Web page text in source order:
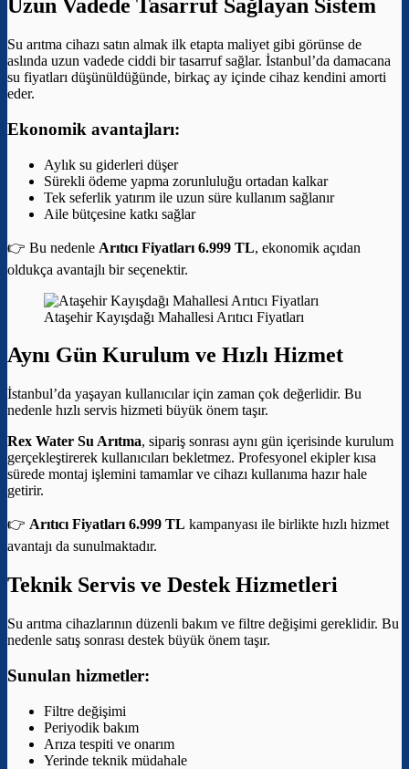
Uzun Vadede Tasarruf Sağlayan Sistem
Su arıtma cihazı satın almak ilk etapta maliyet gibi görünse de
aslında uzun vadede ciddi bir tasarruf sağlar. İstanbul’da damacana
su fiyatları düşünüldüğünde, birkaç ay içinde cihaz kendini amorti
eder.
Ekonomik avantajları:
Aylık su giderleri düşer
Sürekli ödeme yapma zorunluluğu ortadan kalkar
Tek seferlik yatırım ile uzun süre kullanım sağlanır
Aile bütçesine katkı sağlar
👉 Bu nedenle Arıtıcı Fiyatları 6.999 TL, ekonomik açıdan
oldukça avantajlı bir seçenektir.
Ataşehir Kayışdağı Mahallesi Arıtıcı Fiyatları
Aynı Gün Kurulum ve Hızlı Hizmet
İstanbul’da yaşayan kullanıcılar için zaman çok değerlidir. Bu
nedenle hızlı servis hizmeti büyük önem taşır.
Rex Water Su Arıtma, sipariş sonrası aynı gün içerisinde kurulum
gerçekleştirerek kullanıcıları bekletmez. Profesyonel ekipler kısa
sürede montaj işlemini tamamlar ve cihazı kullanıma hazır hale
getirir.
👉 Arıtıcı Fiyatları 6.999 TL kampanyası ile birlikte hızlı hizmet
avantajı da sunulmaktadır.
Teknik Servis ve Destek Hizmetleri
Su arıtma cihazlarının düzenli bakım ve filtre değişimi gereklidir. Bu
nedenle satış sonrası destek büyük önem taşır.
Sunulan hizmetler:
Filtre değişimi
Periyodik bakım
Arıza tespiti ve onarım
Yerinde teknik müdahale